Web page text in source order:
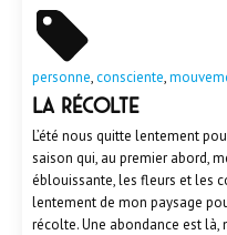
personne,consciente,
LA RÉCOLTE
L’été nous quitte lentement
saison qui, au premier abord,
éblouissante, les fleurs et les
lentement de mon paysage
récolte. Une abondance est là,